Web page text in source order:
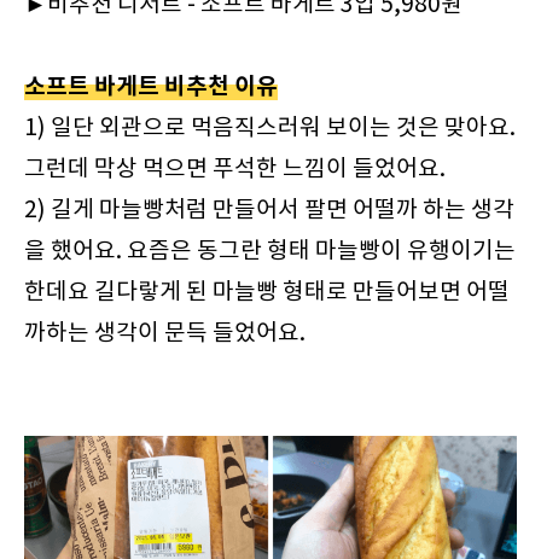
소프트 바게트 비추천 이유
1) 일단 외관으로 먹음직스러워 보이는 것은 맞아요.
그런데 막상 먹으면 푸석한 느낌이 들었어요.
2) 길게 마늘빵처럼 만들어서 팔면 어떨까 하는 생각
을 했어요. 요즘은 동그란 형태 마늘빵이 유행이기는
한데요 길다랗게 된 마늘빵 형태로 만들어보면 어떨
까하는 생각이 문득 들었어요.